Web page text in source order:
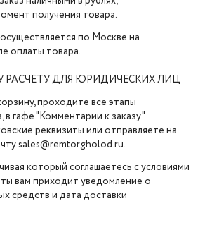
получения товара.
по Москве на
оплаты товара.
РАСЧЕТУ ДЛЯ ЮРИДИЧЕСКИХ ЛИЦ
проходите все этапы
в гафе "Комментарии к заказу"
реквизиты или отправляете на
sales@remtorgholod.ru.
который соглашаетесь с условиями
вам приходит уведомление о
средств и дата доставки